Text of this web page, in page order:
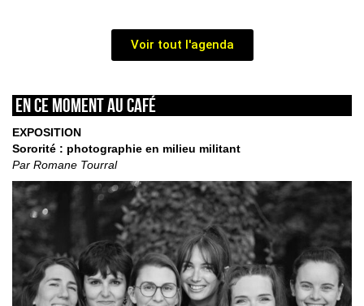
Voir tout l'agenda
En ce moment au café
EXPOSITION
Sororité : photographie en milieu militant
Par Romane Tourral